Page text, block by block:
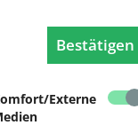
Bestätigen
Externe
Wandern Brauchtum
Vorsorge Beratung
Tanz Vortrag